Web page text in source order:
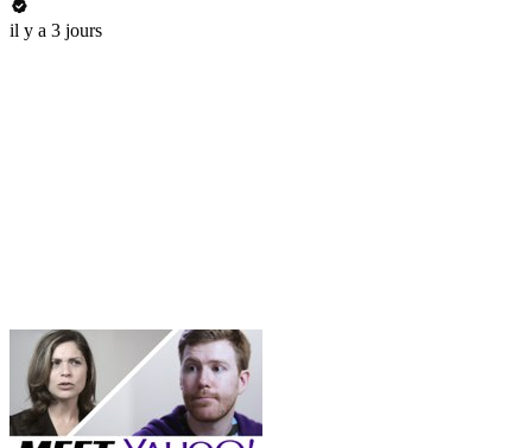
il y a 3 jours